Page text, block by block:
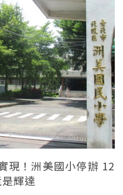
現！洲美國小停辦 12
輝達